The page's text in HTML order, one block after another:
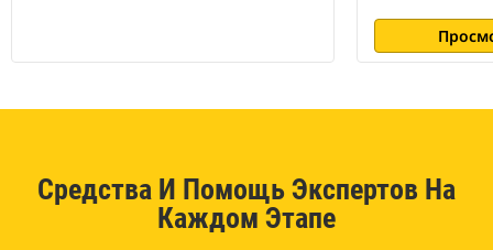
Средства И Помощь Экспертов На
Каждом Этапе